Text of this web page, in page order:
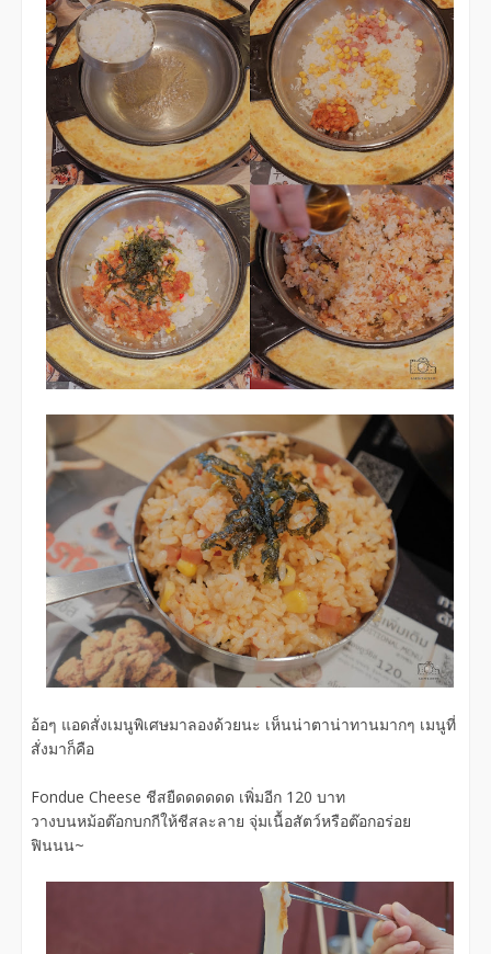
อ้อๆ แอดสั่งเมนูพิเศษมาลองด้วยนะ เห็นน่าตาน่าทานมากๆ เมนูที่
สั่งมาก็คือ
Fondue Cheese ชีสยืดดดดดด เพิ่มอีก 120 บาท
วางบนหม้อต๊อกบกกีให้ชีสละลาย จุ่มเนื้อสัตว์หรือต๊อกอร่อย
ฟินนน~